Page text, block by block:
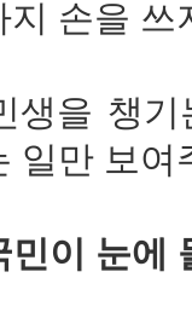
손을
생을 챙
일만 보
민이 눈에